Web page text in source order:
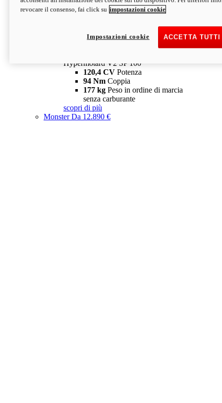
senza carburante
Depotenziata 35 kW: 18.890 € i
configura scopri di più
Hypermotard V2 SP 100
120,4 CV Potenza
94 Nm Coppia
177 kg Peso in ordine di marcia
senza carburante
scopri di più
MonsterDa 12.890 €
revocare il consenso, fai click su impostazioni cookie
ACCETTA
Impostazioni cookie